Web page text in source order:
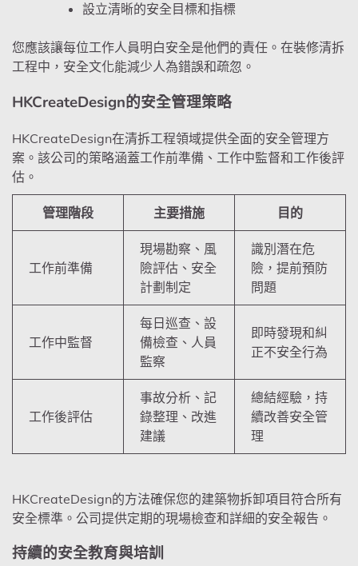
設立清晰的安全目標和指標
您應該讓每位工作人員明白安全是他們的責任。在裝修清拆
工程中，安全文化能減少人為錯誤和疏忽。
HKCreateDesign的安全管理策略
HKCreateDesign在清拆工程領域提供全面的安全管理方
案。該公司的策略涵蓋工作前準備、工作中監督和工作後評
估。
管理階段 主要措施 目的
工作前準備
現場勘察、風
險評估、安全
計劃制定
識別潛在危
險，提前預防
問題
工作中監督
每日巡查、設
備檢查、人員
監察
即時發現和糾
正不安全行為
工作後評估
事故分析、記
錄整理、改進
建議
總結經驗，持
續改善安全管
理
HKCreateDesign的方法確保您的建築物拆卸項目符合所有
安全標準。公司提供定期的現場檢查和詳細的安全報告。
持續的安全教育與培訓